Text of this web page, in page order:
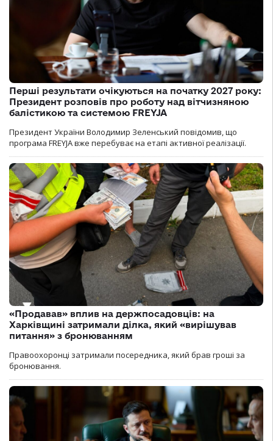
Перші результати очікуються на початку 2027 року:
Президент розповів про роботу над вітчизняною
балістикою та системою FREYJA
Президент України Володимир Зеленський повідомив, що
програма FREYJA вже перебуває на етапі активної реалізації.
«Продавав» вплив на держпосадовців: на
Харківщині затримали ділка, який «вирішував
питання» з бронюванням
Правоохоронці затримали посередника, який брав гроші за
бронювання.